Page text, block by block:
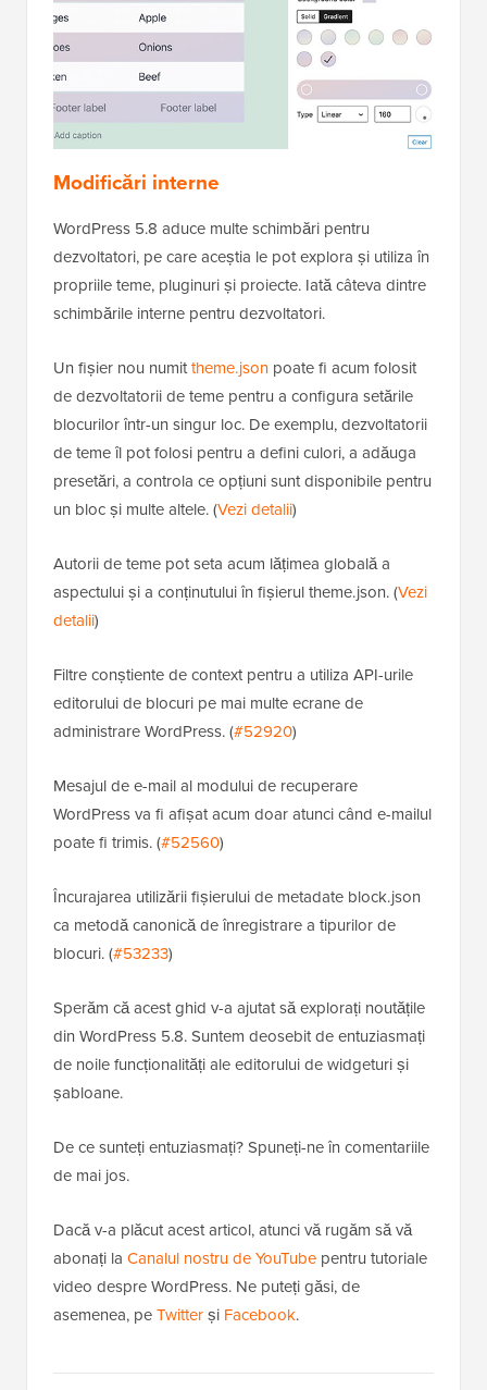
Modificări interne
WordPress 5.8 aduce multe schimbări pentru
dezvoltatori, pe care aceștia le pot explora și utiliza în
propriile teme, pluginuri și proiecte. Iată câteva dintre
schimbările interne pentru dezvoltatori.
Un fișier nou numittheme.json poate fi acum folosit
de dezvoltatorii de teme pentru a configura setările
blocurilor într-un singur loc. De exemplu, dezvoltatorii
de teme îl pot folosi pentru a defini culori, a adăuga
presetări, a controla ce opțiuni sunt disponibile pentru
un bloc și multe altele. (Vezi detalii)
Autorii de teme pot seta acum lățimea globală a
aspectului și a conținutului în fișierul theme.json. (Vezi
detalii)
Filtre conștiente de context pentru a utiliza API-urile
editorului de blocuri pe mai multe ecrane de
administrare WordPress. (#52920)
Mesajul de e-mail al modului de recuperare
WordPress va fi afișat acum doar atunci când e-mailul
poate fi trimis. (#52560)
Încurajarea utilizării fișierului de metadate block.json
ca metodă canonică de înregistrare a tipurilor de
blocuri. (#53233)
Sperăm că acest ghid v-a ajutat să explorați noutățile
din WordPress 5.8. Suntem deosebit de entuziasmați
de noile funcționalități ale editorului de widgeturi și
șabloane.
De ce sunteți entuziasmați? Spuneți-ne în comentariile
de mai jos.
Dacă v-a plăcut acest articol, atunci vă rugăm să vă
abonați la Canalul nostru de YouTube pentru tutoriale
video despre WordPress. Ne puteți găsi, de
asemenea, peTwitterși Facebook.